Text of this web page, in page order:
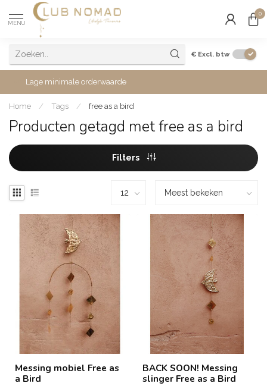
MENU
0
€ Excl. btw
Lage minimale orderwaarde
Home / Tags / free as a bird
Producten getagd met free as a bird
Filters
Messing mobiel Free as
a Bird
BACK SOON! Messing
slinger Free as a Bird